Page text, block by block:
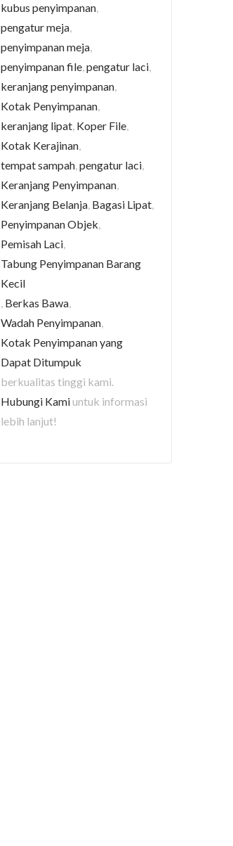
kubus penyimpanan,
pengatur meja,
penyimpanan meja,
penyimpanan file,pengatur laci,
keranjang penyimpanan,
Kotak Penyimpanan,
keranjang lipat, Koper File,
Kotak Kerajinan,
tempat sampah,pengatur laci,
Keranjang Penyimpanan,
Keranjang Belanja, Bagasi Lipat,
Penyimpanan Objek,
Pemisah Laci,
Tabung Penyimpanan Barang
Kecil
, Berkas Bawa,
Wadah Penyimpanan,
Kotak Penyimpanan yang
Dapat Ditumpuk
berkualitas tinggi kami.
Hubungi Kamiuntuk informasi
lebih lanjut!